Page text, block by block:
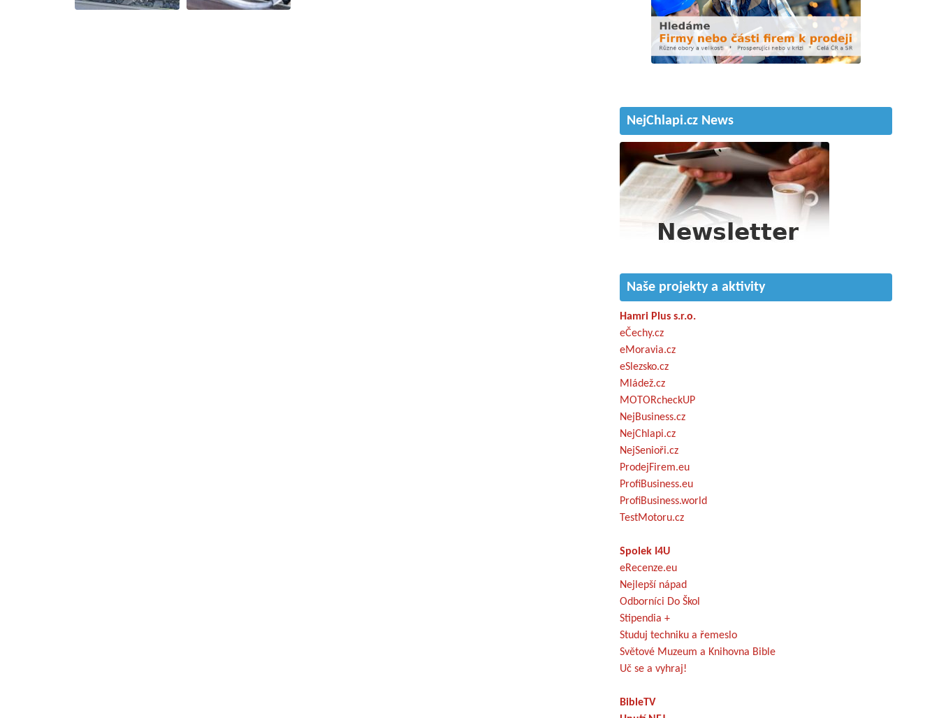
NejChlapi.cz News
Naše projekty a aktivity
Hamri Plus s.r.o.
eČechy.cz
eMoravia.cz
eSlezsko.cz
Mládež.cz
MOTORcheckUP
NejBusiness.cz
NejChlapi.cz
NejSenioři.cz
ProdejFirem.eu
ProfiBusiness.eu
ProfiBusiness.world
TestMotoru.cz
Spolek I4U
eRecenze.eu
Nejlepší nápad
Odborníci Do Škol
Stipendia +
Studuj techniku a řemeslo
Světové Muzeum a Knihovna Bible
Uč se a vyhraj!
BibleTV